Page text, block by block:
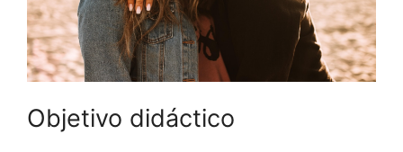
Objetivo didáctico